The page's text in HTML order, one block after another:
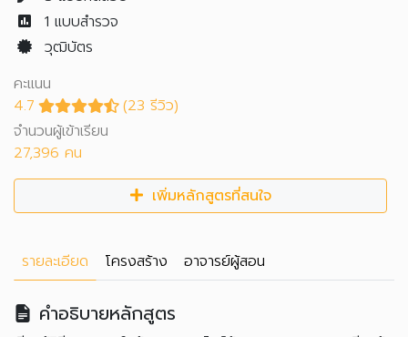
1 แบบสำรวจ
วุฒิบัตร
คะแนน
4.7
(23 รีวิว)
จำนวนผู้เข้าเรียน
27,396 คน
เพิ่มหลักสูตรที่สนใจ
รายละเอียด โครงสร้าง อาจารย์ผู้สอน
คำอธิบายหลักสูตร